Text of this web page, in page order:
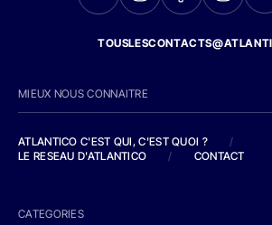
MIEUX NOUS CONNAITRE
ATLANTICO C'EST QUI, C'EST QUOI ?
/
LE RESEAU D'ATLANTICO
/ CONTACT
CATEGORIES